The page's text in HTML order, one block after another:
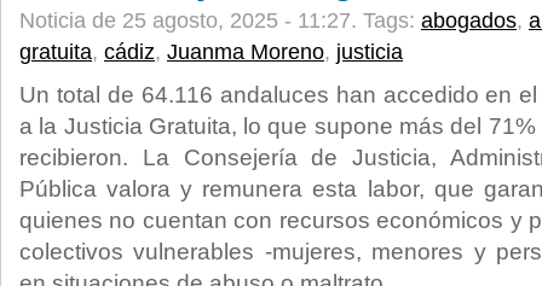
Noticia de 25 agosto, 2025 - 11:27. Tags: abogados,
gratuita, cádiz, Juanma Moreno, justicia
Un total de 64.116 andaluces han accedido en
a la Justicia Gratuita, lo que supone más del
recibieron. La Consejería de Justicia,
Pública valora y remunera esta labor, que
quienes no cuentan con recursos económicos y
colectivos vulnerables -mujeres, menores y